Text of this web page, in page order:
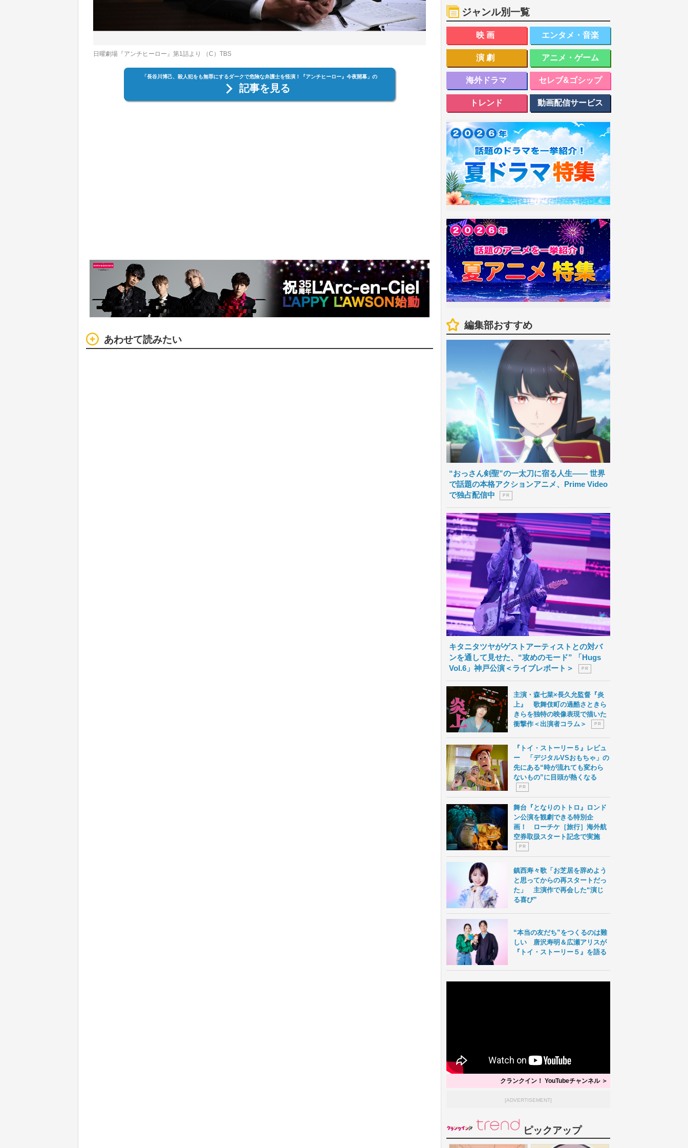
日曜劇場『アンチヒーロー』第1話より （C）TBS
「長谷川博己、殺人犯をも無罪にするダークで危険な弁護士を怪演！『アンチヒーロー』今夜開幕」の
記事を見る
あわせて読みたい
ジャンル別一覧
映画 エンタメ・音楽
演劇 アニメ・ゲーム
海外ドラマ セレブ&ゴシップ
トレンド 動画配信サービス
編集部おすすめ
“おっさん剣聖”の一太刀に宿る人生―― 世界
で話題の本格アクションアニメ、Prime Video
で独占配信中
P R
キタニタツヤがゲストアーティストとの対バ
ンを通して見せた、“攻めのモード” 「Hugs
Vol.6」神戸公演＜ライブレポート＞
P R
主演・森七菜×長久允監督『炎
上』 歌舞伎町の過酷さときら
きらを独特の映像表現で描いた
衝撃作＜出演者コラム＞
P R
『トイ・ストーリー５』レビュ
ー 「デジタルVSおもちゃ」の
先にある“時が流れても変わら
ないもの”に目頭が熱くなる
P R
舞台『となりのトトロ』ロンド
ン公演を観劇できる特別企
画！ ローチケ［旅行］海外航
空券取扱スタート記念で実施
P R
鎮西寿々歌「お芝居を辞めよう
と思ってからの再スタートだっ
た」 主演作で再会した“演じ
る喜び”
“本当の友だち”をつくるのは難
しい 唐沢寿明＆広瀬アリスが
『トイ・ストーリー５』を語る
クランクイン！ YouTubeチャンネル ＞
[ADVERTISEMENT]
ピックアップ